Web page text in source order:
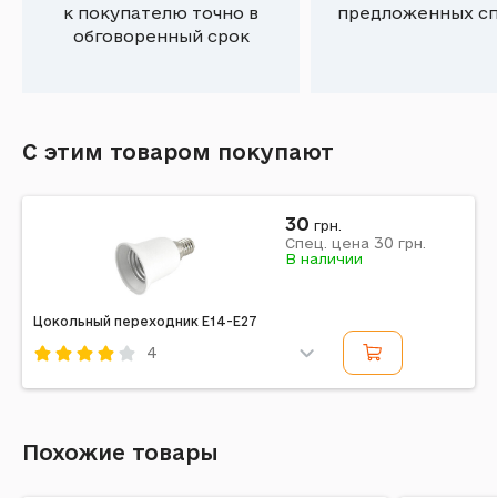
к покупателю точно в
обговоренный срок
предложенных
С этим товаром покупают
Цокольный переходник E14-E27
4
30 грн.
Спец. цена 30 грн.
В наличии
Похожие товары